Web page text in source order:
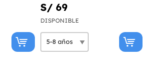
S/ 69
DISPONIBLE